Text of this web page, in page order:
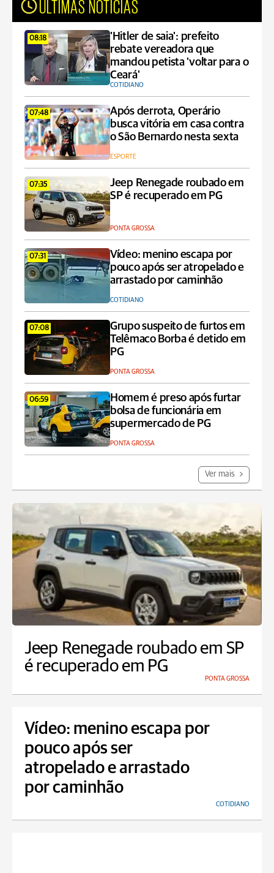
ÚLTIMAS NOTÍCIAS
08:18
'Hitler de saia': prefeito
rebate vereadora que
mandou petista 'voltar para o
Ceará'
COTIDIANO
07:48
Após derrota, Operário
busca vitória em casa contra
o São Bernardo nesta sexta
ESPORTE
07:35
Jeep Renegade roubado em
SP é recuperado em PG
PONTA GROSSA
07:31
Vídeo: menino escapa por
pouco após ser atropelado e
arrastado por caminhão
COTIDIANO
07:08
Grupo suspeito de furtos em
Telêmaco Borba é detido em
PG
PONTA GROSSA
06:59
Homem é preso após furtar
bolsa de funcionária em
supermercado de PG
PONTA GROSSA
Ver mais
Jeep Renegade roubado em SP
é recuperado em PG
PONTA GROSSA
Vídeo: menino escapa por
pouco após ser
atropelado e arrastado
por caminhão
COTIDIANO